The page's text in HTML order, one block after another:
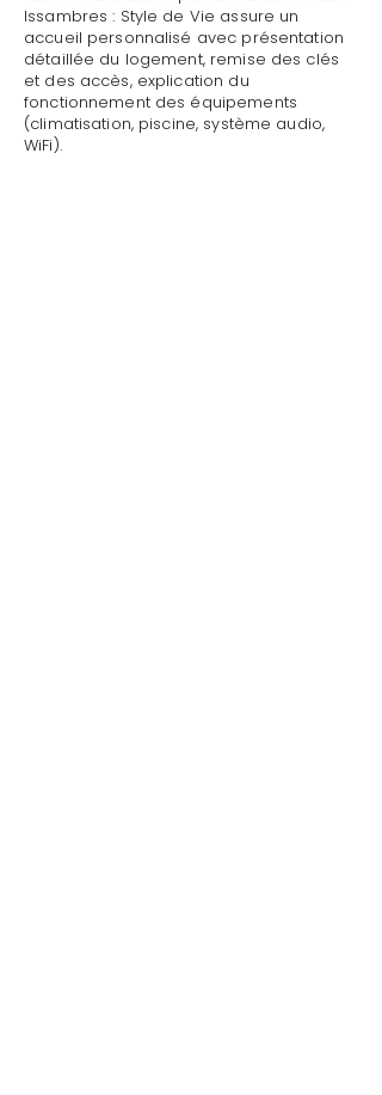
Issambres : Style de Vie assure un
accueil personnalisé avec présentation
détaillée du logement, remise des clés
et des accès, explication du
fonctionnement des équipements
(climatisation, piscine, système audio,
WiFi).